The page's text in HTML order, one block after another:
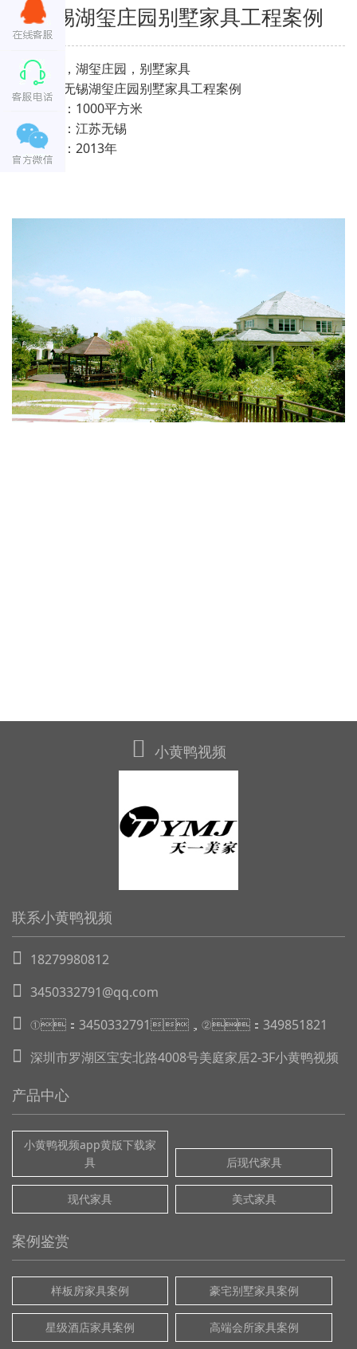
无锡湖玺庄园别墅家具工程案例
无锡家具，湖玺庄园，别墅家具
项目名：无锡湖玺庄园别墅家具工程案例
别墅面积：1000平方米
项目地址：江苏无锡
项目时间：2013年
小黄鸭视频
联系小黄鸭视频
18279980812
3450332791@qq.com
①：3450332791，②：349851821
深圳市罗湖区宝安北路4008号美庭家居2-3F小黄鸭视频
产品中心
小黄鸭视频app黄版下载家
具
后现代家具
现代家具 美式家具
案例鉴赏
样板房家具案例 豪宅别墅家具案例
星级酒店家具案例 高端会所家具案例